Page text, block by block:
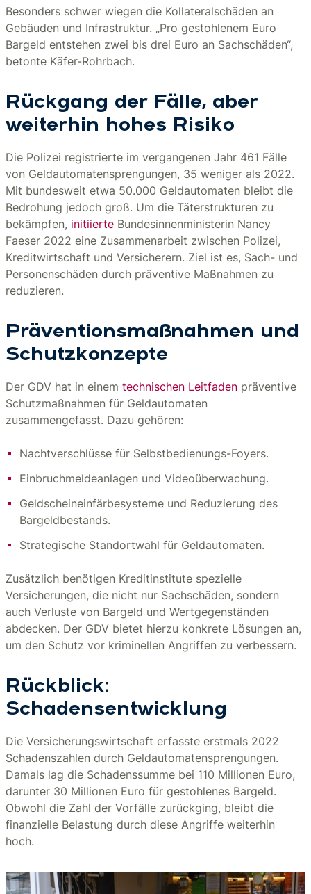
Besonders schwer wiegen die Kollateralschäden an
Gebäuden und Infrastruktur. „Pro gestohlenem Euro
Bargeld entstehen zwei bis drei Euro an Sachschäden“,
betonte Käfer-Rohrbach.
Rückgang der Fälle, aber
weiterhin hohes Risiko
Die Polizei registrierte im vergangenen Jahr 461 Fälle
von Geldautomatensprengungen, 35 weniger als 2022.
Mit bundesweit etwa 50.000 Geldautomaten bleibt die
Bedrohung jedoch groß. Um die Täterstrukturen zu
bekämpfen, initiierte Bundesinnenministerin Nancy
Faeser 2022 eine Zusammenarbeit zwischen Polizei,
Kreditwirtschaft und Versicherern. Ziel ist es, Sach- und
Personenschäden durch präventive Maßnahmen zu
reduzieren.
Präventionsmaßnahmen und
Schutzkonzepte
Der GDV hat in einem technischen Leitfaden präventive
Schutzmaßnahmen für Geldautomaten
zusammengefasst. Dazu gehören:
Nachtverschlüsse für Selbstbedienungs-Foyers.
Einbruchmeldeanlagen und Videoüberwachung.
Geldscheineinfärbesysteme und Reduzierung des
Bargeldbestands.
Strategische Standortwahl für Geldautomaten.
Zusätzlich benötigen Kreditinstitute spezielle
Versicherungen, die nicht nur Sachschäden, sondern
auch Verluste von Bargeld und Wertgegenständen
abdecken. Der GDV bietet hierzu konkrete Lösungen an,
um den Schutz vor kriminellen Angriffen zu verbessern.
Rückblick:
Schadensentwicklung
Die Versicherungswirtschaft erfasste erstmals 2022
Schadenszahlen durch Geldautomatensprengungen.
Damals lag die Schadenssumme bei 110 Millionen Euro,
darunter 30 Millionen Euro für gestohlenes Bargeld.
Obwohl die Zahl der Vorfälle zurückging, bleibt die
finanzielle Belastung durch diese Angriffe weiterhin
hoch.